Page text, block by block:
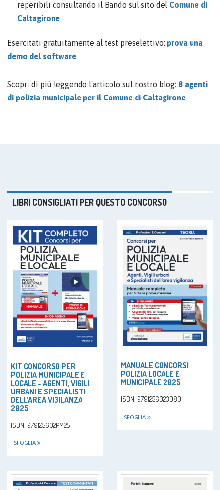
reperibili consultando il Bando sul sito del Comune di
Caltagirone
Esercitati gratuitamente al test preselettivo: prova una
demo del software
Scopri di più leggendo l'articolo sul nostro blog: 8 agenti
di polizia municipale per il Comune di Caltagirone
LIBRI CONSIGLIATI PER QUESTO CONCORSO
KIT CONCORSO PER
POLIZIA MUNICIPALE E
LOCALE - AGENTI, VIGILI
URBANI E SPECIALISTI
DELL’AREA VIGILANZA
2025
ISBN: 979125602PM25
SFOGLIA
MANUALE CONCORSI
POLIZIA LOCALE E
MUNICIPALE 2025
ISBN: 9791256023080
SFOGLIA